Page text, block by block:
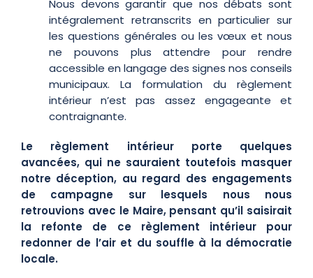
Nous devons garantir que nos débats sont
intégralement retranscrits en particulier sur
les questions générales ou les vœux et nous
ne pouvons plus attendre pour rendre
accessible en langage des signes nos conseils
municipaux. La formulation du règlement
intérieur n’est pas assez engageante et
contraignante.
Le règlement intérieur porte quelques
avancées, qui ne sauraient toutefois masquer
notre déception, au regard des engagements
de campagne sur lesquels nous nous
retrouvions avec le Maire, pensant qu’il saisirait
la refonte de ce règlement intérieur pour
redonner de l’air et du souffle à la démocratie
locale.